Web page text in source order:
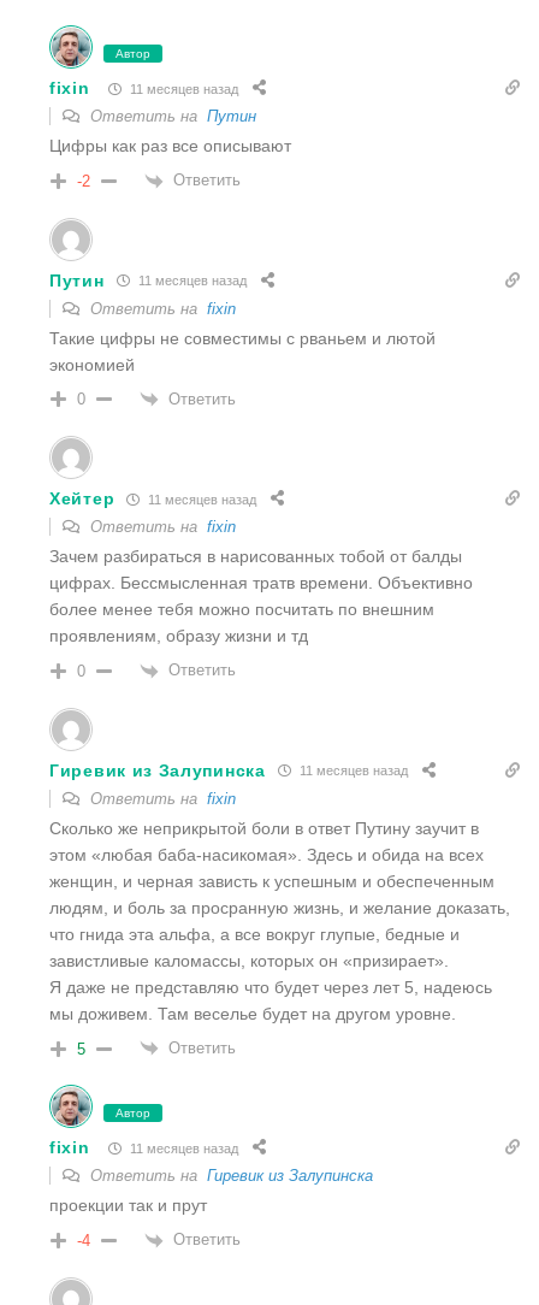
Автор
fixin 11 месяцев назад
Ответить на Путин
Цифры как раз все описывают
-2 Ответить
Путин 11 месяцев назад
Ответить на fixin
Такие цифры не совместимы с рваньем и лютой
экономией
0 Ответить
Хейтер 11 месяцев назад
Ответить на fixin
Зачем разбираться в нарисованных тобой от балды
цифрах. Бессмысленная тратв времени. Объективно
более менее тебя можно посчитать по внешним
проявлениям, образу жизни и тд
0 Ответить
Гиревик из Залупинска 11 месяцев назад
Ответить на fixin
Сколько же неприкрытой боли в ответ Путину заучит в
этом «любая баба-насикомая». Здесь и обида на всех
женщин, и черная зависть к успешным и обеспеченным
людям, и боль за просранную жизнь, и желание доказать,
что гнида эта альфа, а все вокруг глупые, бедные и
завистливые каломассы, которых он «призирает».
Я даже не представляю что будет через лет 5, надеюсь
мы доживем. Там веселье будет на другом уровне.
5 Ответить
Автор
fixin 11 месяцев назад
Ответить на Гиревик из Залупинска
проекции так и прут
-4 Ответить